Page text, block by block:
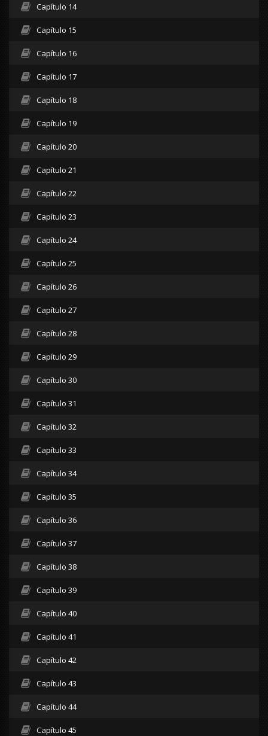
Capítulo 14
Capítulo 15
Capítulo 16
Capítulo 17
Capítulo 18
Capítulo 19
Capítulo 20
Capítulo 21
Capítulo 22
Capítulo 23
Capítulo 24
Capítulo 25
Capítulo 26
Capítulo 27
Capítulo 28
Capítulo 29
Capítulo 30
Capítulo 31
Capítulo 32
Capítulo 33
Capítulo 34
Capítulo 35
Capítulo 36
Capítulo 37
Capítulo 38
Capítulo 39
Capítulo 40
Capítulo 41
Capítulo 42
Capítulo 43
Capítulo 44
Capítulo 45